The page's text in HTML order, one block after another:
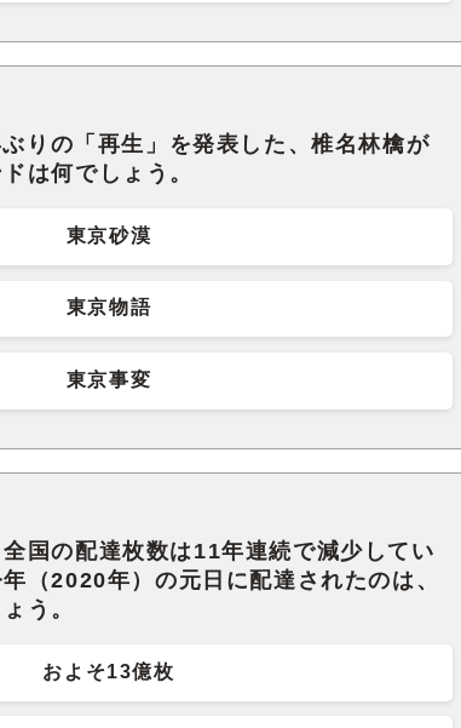
りの「再生」を発表した、椎名林檎が
は何でしょう。
東京砂漠
東京物語
東京事変
国の配達枚数は11年連続で減少してい
（2020年）の元日に配達されたのは、
う。
およそ13億枚